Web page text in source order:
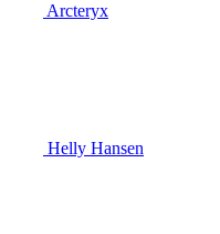
Arcteryx
Helly Hansen